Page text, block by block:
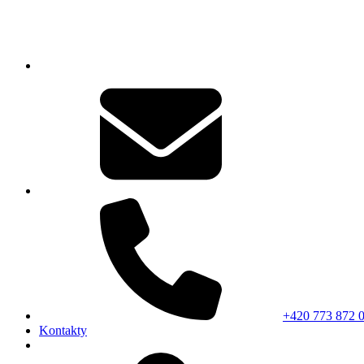
+420 773 872
Kontakty